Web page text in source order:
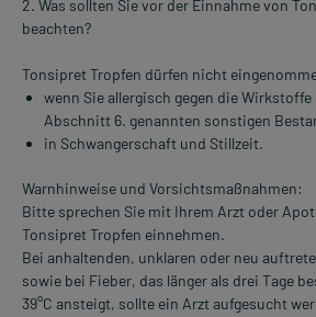
2. Was sollten Sie vor der Einnahme von
beachten?
Tonsipret Tropfen dürfen nicht
wenn Sie allergisch gegen die
Abschnitt 6. genannten sonstigen
in Schwangerschaft und Stillzeit.
Warnhinweise und Vorsichtsmaßnahmen:
Bitte sprechen Sie mit Ihrem Arzt oder
Tonsipret Tropfen einnehmen.
Bei anhaltenden, unklaren oder neu
sowie bei Fieber, das länger als drei Tage
39°C ansteigt, sollte ein Arzt aufgesucht